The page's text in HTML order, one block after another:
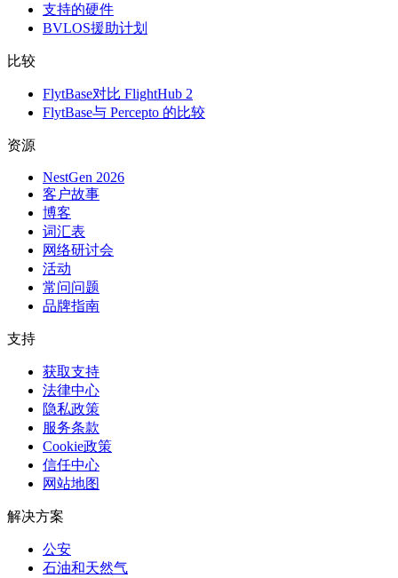
支持的硬件
BVLOS援助计划
比较
FlytBase对比 FlightHub 2
FlytBase与 Percepto 的比较
资源
NestGen 2026
客户故事
博客
词汇表
网络研讨会
活动
常问问题
品牌指南
支持
获取支持
法律中心
隐私政策
服务条款
Cookie政策
信任中心
网站地图
解决方案
公安
石油和天然气